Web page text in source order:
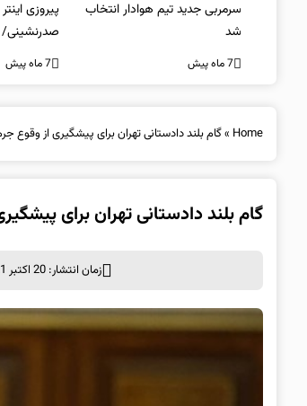
سرمربی جدید تیم هوادار انتخاب
شد
7 ماه پیش
پیروزی
صدرنشینی/
ناپولی
7 ماه پیش
Home
»گام بلند دادستانی تهران برای پیشگیری از وقوع
گام بلند دادستانی تهران برای
زمان انتشار: 20 اکتبر 2021 ساعت 14:37